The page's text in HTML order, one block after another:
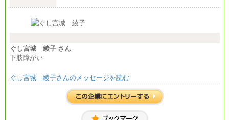
月給370,000円～
ます。
の各種手当を含む金額です）
ぐし宮城 綾子 さん
下肢障がい
ぐし宮城 綾子さんのメッセージを読む